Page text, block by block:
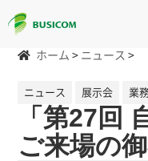
ホーム > ニュース >
ニュース 展示会 業
「第27回
ご来場の